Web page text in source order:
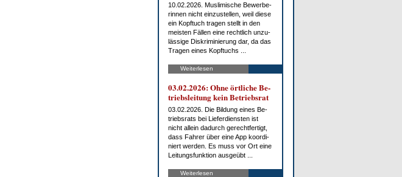
10.02.2026. Mus­li­mi­sche Be­wer­be­
rin­nen nicht ein­zu­stel­len, weil die­se
ein Kopf­tuch tra­gen stellt in den
meis­ten Fäl­len ei­ne recht­lich un­zu­
läs­si­ge Dis­kri­mi­nie­rung dar, da das
Tra­gen ei­nes Kopf­tuchs ...
Weiterlesen
03.02.2026: Oh­ne ört­li­che Be­
triebs­lei­tung kein Be­triebs­rat
03.02.2026. Die Bil­dung ei­nes Be­
triebs­rats bei Lie­fer­diens­ten ist
nicht al­lein da­durch ge­recht­fer­tigt,
dass Fah­rer über ei­ne App ko­or­di­
niert wer­den. Es muss vor Ort ei­ne
Lei­tungs­funk­ti­on aus­ge­übt ...
Weiterlesen